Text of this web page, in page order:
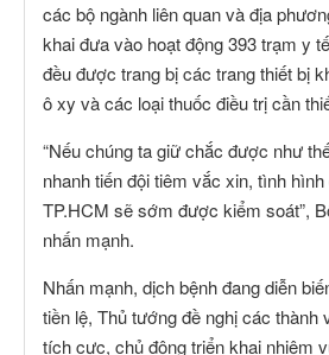
các bộ ngành liên quan và địa
khai đưa vào hoạt động 393 trạm y
đều được trang bị các trang thiết bị
ô xy và các loại thuốc điều trị cần
“Nếu chúng ta giữ chắc được như
nhanh tiến đội tiêm vắc xin, tình
TP.HCM sẽ sớm được kiểm soát”,
nhấn mạnh.
Nhấn mạnh, dịch bệnh đang diễn
tiền lệ, Thủ tướng đề nghị các thành
tích cực, chủ động triển khai nhiệm